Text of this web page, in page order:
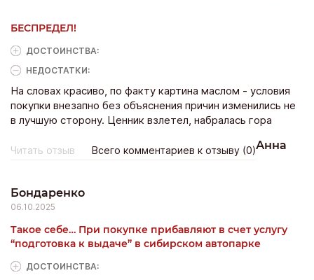
БЕСПРЕДЕЛ!
ДОСТОИНCТВА:
НЕДОСТАТКИ:
На словах красиво, по факту картина маслом - условия
покупки внезапно без объяснения причин изменились не
в лучшую сторону. Ценник взлетел, набралась гора
Читать отзыв Всего комментариев к отзыву (0)Анна
Бондаренко
06.10.2025
Такое себе… При покупке прибавляют в счет услугу
“подготовка к выдаче” в сибирском автопарке
ДОСТОИНCТВА: